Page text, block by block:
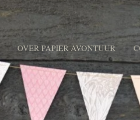
OVER PAPIER AVONTUUR